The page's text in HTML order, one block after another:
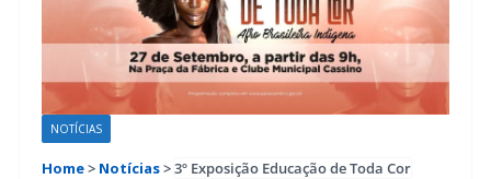
NOTÍCIAS
Home> Notícias>3º Exposição Educação de Toda Cor